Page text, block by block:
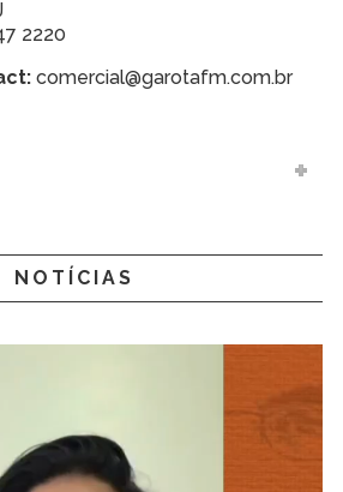
2220
comercial@garotafm.com.br
NOTÍCIAS